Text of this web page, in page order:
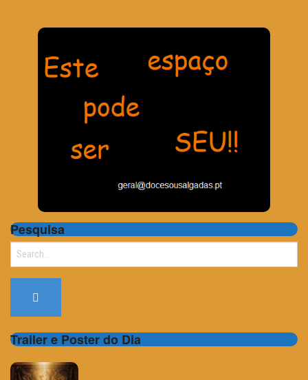
Pesquisa
Search
Trailer e Poster do Dia